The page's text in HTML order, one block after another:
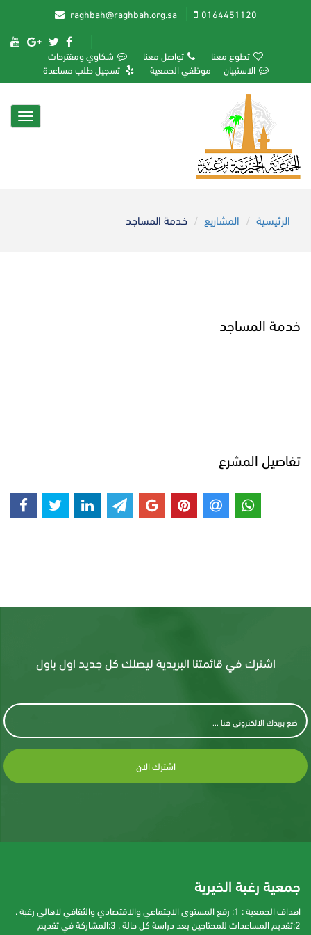
0164451120
raghbah@raghbah.org.sa
تطوع معنا تواصل معنا
شكاوي ومقترحات
الاستبيان
موظفي الحمعية تسجيل طلب مساعدة
الرئيسية المشاريع خدمة المساجد
خدمة المساجد
تفاصيل المشرع
اشترك في قائمتنا البريدية ليصلك كل جديد اول باول
اشترك الان
جمعية رغبة الخيرية
اهداف الجمعية : 1: رفع المستوى الاجتماعي والاقتصادي والثقافي لاهالي رغبة .
2:تقديم المساعدات للمحتاجين بعد دراسة كل حالة . 3:المشاركة في تقديم